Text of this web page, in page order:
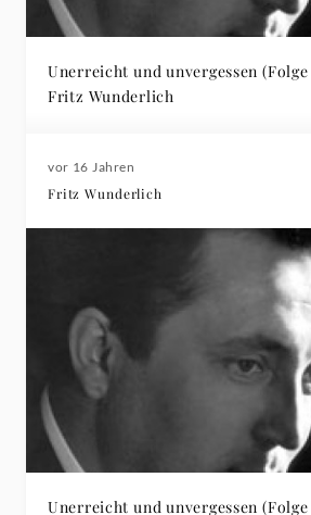
Unerreicht und unvergessen
Fritz Wunderlich
vor 16 Jahren
Fritz Wunderlich
Unerreicht und unvergessen